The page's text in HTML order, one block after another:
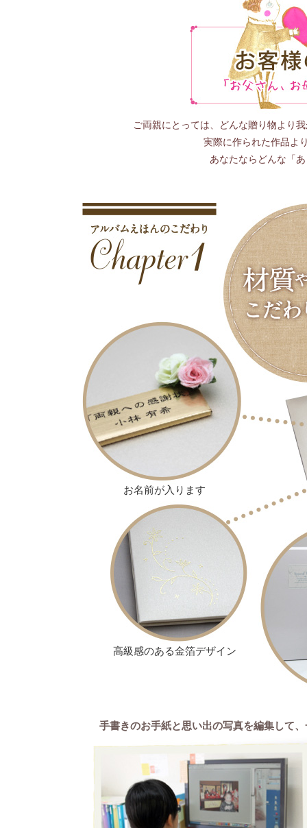
ご両親にとっては、どんな贈り物より
実際に作られた作品よ
あなたならどんな「
お名前が入ります
高級感のある金箔デザイン
手書きのお手紙と思い出の写真を編集して